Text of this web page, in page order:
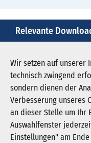
Wir setzen auf unserer
technisch zwingend
sondern dienen der
Verbesserung unseres
an dieser Stelle um Ihr
Auswahlfenster
Einstellungen" am
Relevante
mit-herz-ohne-
Download JPG (135
Newsletter